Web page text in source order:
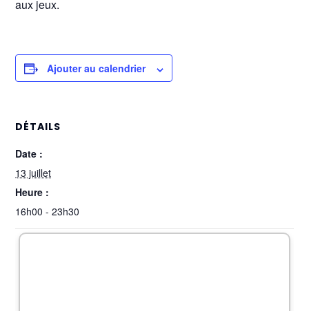
aux jeux.
Ajouter au calendrier
DÉTAILS
Date :
13 juillet
Heure :
16h00 - 23h30